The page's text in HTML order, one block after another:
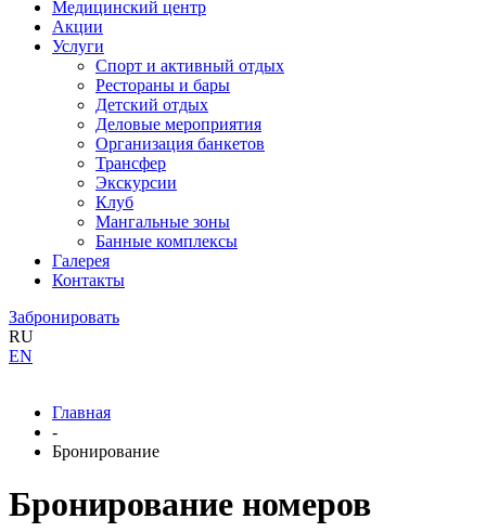
Медицинский центр
Акции
Услуги
Спорт и активный отдых
Рестораны и бары
Детский отдых
Деловые мероприятия
Организация банкетов
Трансфер
Экскурсии
Клуб
Мангальные зоны
Банные комплексы
Галерея
Контакты
Забронировать
RU
EN
Главная
-
Бронирование
Бронирование номеров